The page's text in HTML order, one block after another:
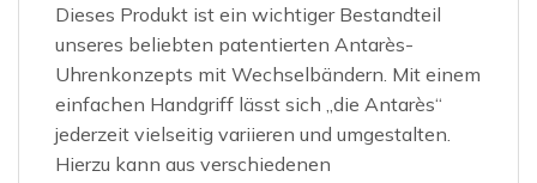
Dieses Produkt ist ein wichtiger Bestandteil
unseres beliebten patentierten Antarès-
Uhrenkonzepts mit Wechselbändern. Mit einem
einfachen Handgriff lässt sich „die Antarès“
jederzeit vielseitig variieren und umgestalten.
Hierzu kann aus verschiedenen